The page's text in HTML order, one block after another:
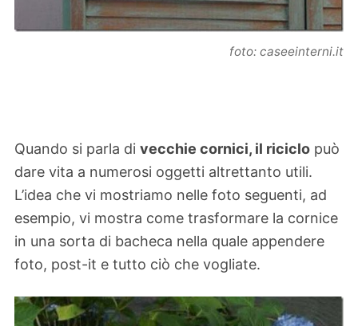
foto: caseeinterni.it
Quando si parla di vecchie cornici, il riciclo può
dare vita a numerosi oggetti altrettanto utili.
L’idea che vi mostriamo nelle foto seguenti, ad
esempio, vi mostra come trasformare la cornice
in una sorta di bacheca nella quale appendere
foto, post-it e tutto ciò che vogliate.